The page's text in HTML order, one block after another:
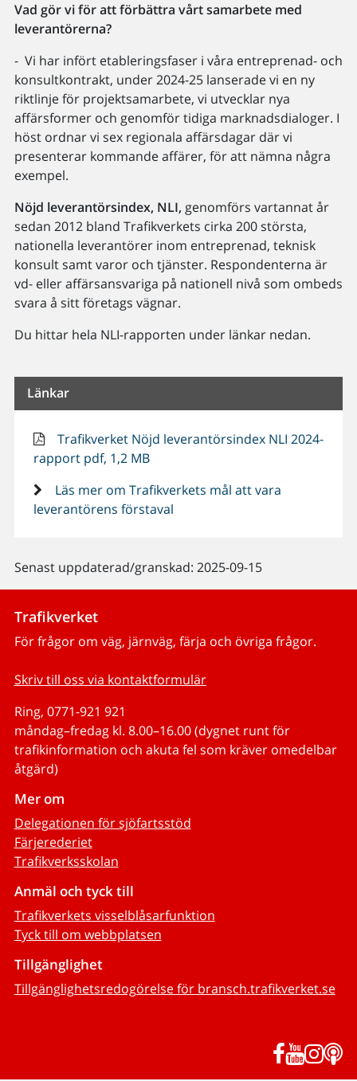
Vad gör vi för att förbättra vårt samarbete med
leverantörerna?
- Vi har infört etableringsfaser i våra entreprenad- och
konsultkontrakt, under 2024-25 lanserade vi en ny
riktlinje för projektsamarbete, vi utvecklar nya
affärsformer och genomför tidiga marknadsdialoger. I
höst ordnar vi sex regionala affärsdagar där vi
presenterar kommande affärer, för att nämna några
exempel.
Nöjd leverantörsindex, NLI, genomförs vartannat år
sedan 2012 bland Trafikverkets cirka 200 största,
nationella leverantörer inom entreprenad, teknisk
konsult samt varor och tjänster. Respondenterna är
vd- eller affärsansvariga på nationell nivå som ombeds
svara å sitt företags vägnar.
Du hittar hela NLI-rapporten under länkar nedan.
Länkar
Trafikverket Nöjd leverantörsindex NLI 2024-
rapport pdf, 1,2 MB
Läs mer om Trafikverkets mål att vara
leverantörens förstaval
Senast uppdaterad/granskad: 2025-09-15
Trafikverket
För frågor om väg, järnväg, färja och övriga frågor.
Skriv till oss via kontaktformulär
Ring, 0771-921 921
måndag–fredag kl. 8.00–16.00 (dygnet runt för
trafikinformation och akuta fel som kräver omedelbar
åtgärd)
Mer om
Delegationen för sjöfartsstöd
Färjerederiet
Trafikverksskolan
Anmäl och tyck till
Trafikverkets visselblåsarfunktion
Tyck till om webbplatsen
Tillgänglighet
Tillgänglighetsredogörelse för bransch.trafikverket.se
Facebook
YouTube